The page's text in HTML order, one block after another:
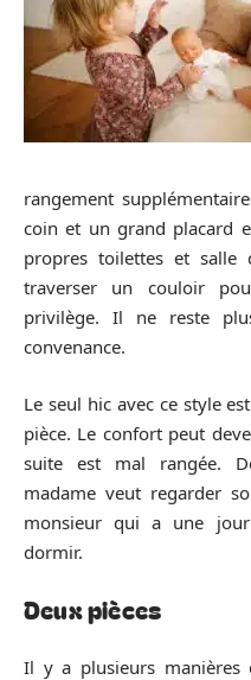
rangement
coin et un grand placard
propres toilettes et
traverser un couloir
privilège. Il ne reste
convenance.
Le seul hic avec ce style
pièce. Le confort peut
suite est mal rangée.
madame veut regarder
monsieur qui a une
dormir.
Deux pièces
Il y a plusieurs manières